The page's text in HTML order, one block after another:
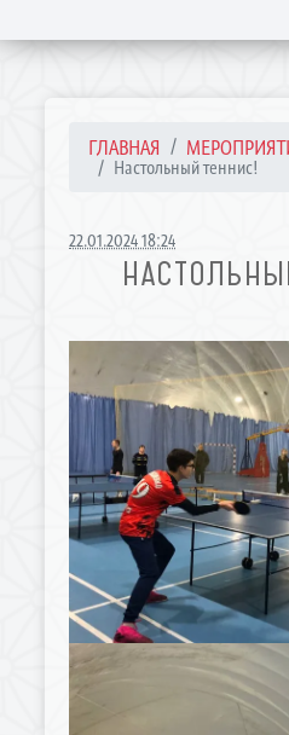
ГЛАВНАЯ
Настольный теннис!
22.01.2024 18:24